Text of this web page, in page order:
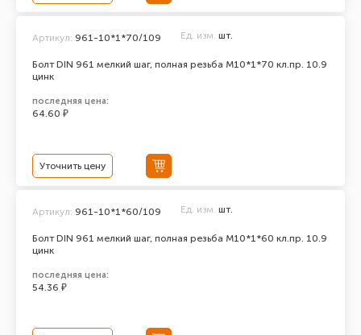
Болт DIN 961 мелкий шаг, полная резьба M10*1*70 кл.пр. 10.9
цинк
Артикул: 961-10*1*70/109 Ед. изм. шт.
последняя цена:
64.60 ₽
Уточнить цену
Болт DIN 961 мелкий шаг, полная резьба M10*1*60 кл.пр. 10.9
цинк
Артикул: 961-10*1*60/109 Ед. изм. шт.
последняя цена:
54.36 ₽